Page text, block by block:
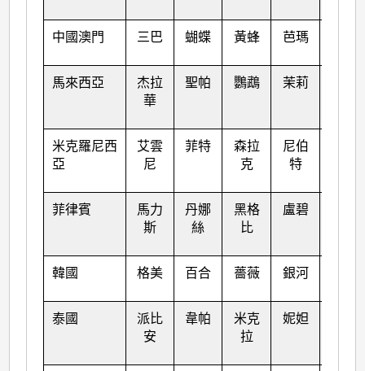
中國澳門 三巴 蝴蝶 黃蜂 芭瑪
馬來西亞
杰拉
華
聖帕 鸚鵡 茉莉
米克羅尼西
亞
艾雲
尼
菲特
森拉
克
尼伯
特
菲律賓
馬力
斯
丹娜
絲
黑格
比
盧碧
韓國 格美 百合 薔薇 銀河
泰國
派比
安
韋帕
米克
拉
妮妲